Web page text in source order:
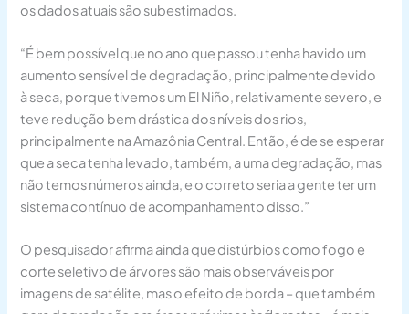
os dados atuais são subestimados.
“É bem possível que no ano que passou tenha havido um
aumento sensível de degradação, principalmente devido
à seca, porque tivemos um El Niño, relativamente severo, e
teve redução bem drástica dos níveis dos rios,
principalmente na Amazônia Central. Então, é de se esperar
que a seca tenha levado, também, a uma degradação, mas
não temos números ainda, e o correto seria a gente ter um
sistema contínuo de acompanhamento disso.”
O pesquisador afirma ainda que distúrbios como fogo e
corte seletivo de árvores são mais observáveis por
imagens de satélite, mas o efeito de borda – que também